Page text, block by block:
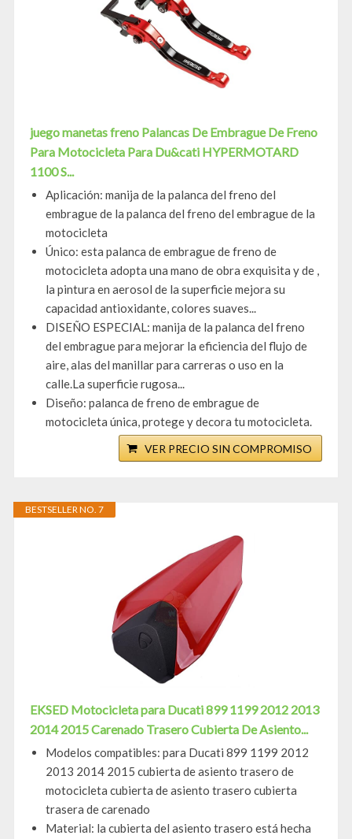
juego manetas freno Palancas De Embrague De Freno
Para Motocicleta Para Du&cati HYPERMOTARD
1100 S...
Aplicación: manija de la palanca del freno del
embrague de la palanca del freno del embrague de la
motocicleta
Único: esta palanca de embrague de freno de
motocicleta adopta una mano de obra exquisita y de ,
la pintura en aerosol de la superficie mejora su
capacidad antioxidante, colores suaves...
DISEÑO ESPECIAL: manija de la palanca del freno
del embrague para mejorar la eficiencia del flujo de
aire, alas del manillar para carreras o uso en la
calle.La superficie rugosa...
Diseño: palanca de freno de embrague de
motocicleta única, protege y decora tu motocicleta.
VER PRECIO SIN COMPROMISO
BESTSELLER NO. 7
EKSED Motocicleta para Ducati 899 1199 2012 2013
2014 2015 Carenado Trasero Cubierta De Asiento...
Modelos compatibles: para Ducati 899 1199 2012
2013 2014 2015 cubierta de asiento trasero de
motocicleta cubierta de asiento trasero cubierta
trasera de carenado
Material: la cubierta del asiento trasero está hecha